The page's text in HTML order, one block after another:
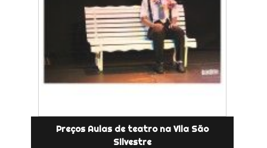
Preços Aulas de teatro na Vila São
Silvestre